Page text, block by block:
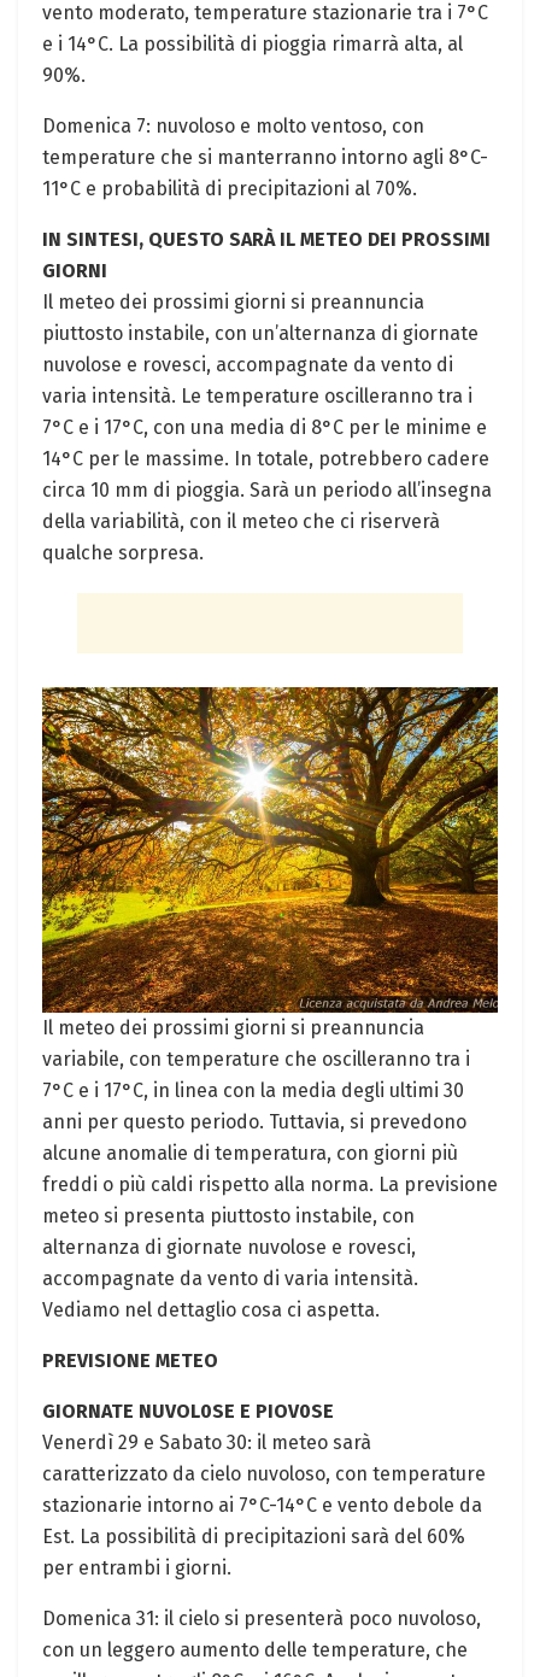
vento moderato, temperature stazionarie tra i 7°C
e i ‍14°C. La possibilità di pioggia rimarrà alta, ⁢al
90%.
Domenica 7: nuvoloso e⁣ molto ventoso, con
temperature che⁣ si manterranno intorno agli 8°C-
11°C e⁣ probabilità di precipitazioni al 70%.
IN SINTESI, QUESTO SARÀ IL METEO DEI PROSSIMI
GIORNI
Il meteo dei⁤ prossimi giorni​ si preannuncia
piuttosto instabile, con‌ un’alternanza di ‌giornate
nuvolose e rovesci, accompagnate‌ da vento di‍
varia⁣ intensità. Le temperature oscilleranno tra​ i
7°C e i 17°C, con una media di 8°C per le minime e
14°C per le massime. In‌ totale, potrebbero cadere
circa‍ 10 mm di pioggia. Sarà un periodo all’insegna
della variabilità, con il meteo che ci riserverà
qualche ⁢sorpresa.
Il ⁢meteo dei prossimi giorni ​si preannuncia
variabile, con temperature⁤ che oscilleranno tra i
7°C e i ⁤17°C, in linea‌ con la media degli ultimi 30
anni per questo periodo. Tuttavia,⁤ si prevedono
alcune anomalie di temperatura, con giorni più
freddi o più caldi rispetto alla norma. La previsione
meteo ⁣si presenta piuttosto instabile, con
‌alternanza di giornate nuvolose e rovesci,
accompagnate da vento di varia intensità.
Vediamo‌ nel dettaglio cosa ci aspetta.
PREVISIONE METEO
GIORNATE ‌NUVOL0SE E PIOV0SE
Venerdì 29 e ‌Sabato 30: il meteo sarà
caratterizzato ⁣da cielo nuvoloso, con temperature⁣
stazionarie intorno ai 7°C-14°C e vento debole da
Est. ⁣La possibilità di precipitazioni⁣ sarà del 60%
per entrambi i giorni.
Domenica ⁤31: il⁤ cielo si presenterà poco nuvoloso,
⁤con un leggero aumento delle temperature, che